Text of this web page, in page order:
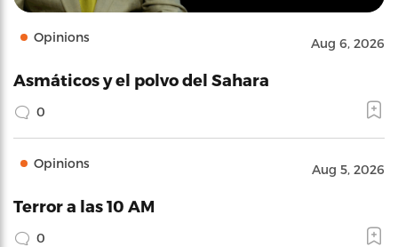
Opinions Aug 6, 2026
Asmáticos y el polvo del Sahara
0
Opinions Aug 5, 2026
Terror a las 10 AM
0